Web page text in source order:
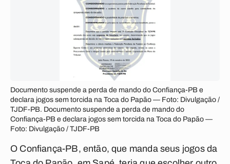
Documento suspende a perda de mando do Confiança-PB e
declara jogos sem torcida na Toca do Papão — Foto: Divulgação /
TJDF-PB. Documento suspende a perda de mando do
Confiança-PB e declara jogos sem torcida na Toca do Papão —
Foto: Divulgação / TJDF-PB
O Confiança-PB, então, que manda seus jogos da